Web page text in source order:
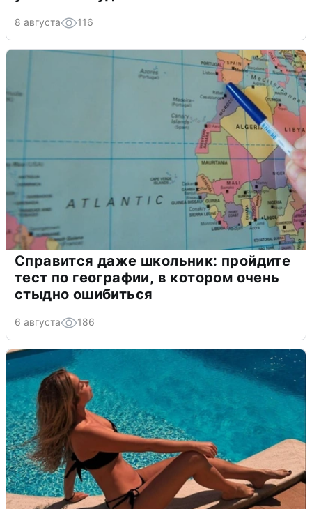
8 августа 116
Справится даже школьник: пройдите
тест по географии, в котором очень
стыдно ошибиться
6 августа 186